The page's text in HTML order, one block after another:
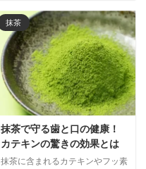
苦い抹茶が濃厚な甘さを引き締
め、世界で注目される和洋折衷の
新しい味わいの魅力をご紹介しま
す。
抹茶
抹茶で守る歯と口の健康！
カテキンの驚きの効果とは
抹茶に含まれるカテキンやフッ素